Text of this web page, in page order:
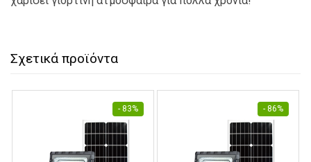
Σχετικά προϊόντα
- 83% - 86%